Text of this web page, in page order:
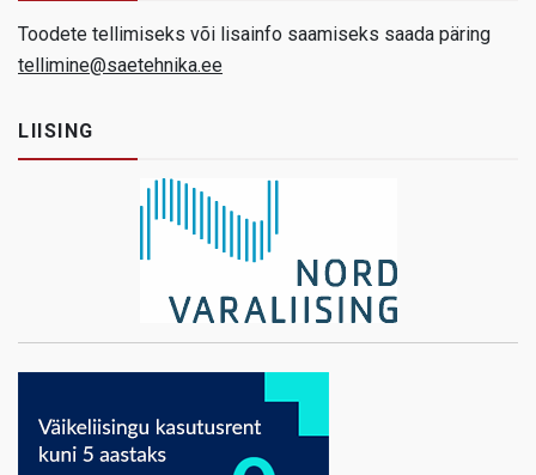
Toodete tellimiseks või lisainfo saamiseks saada päring
tellimine@saetehnika.ee
LIISING